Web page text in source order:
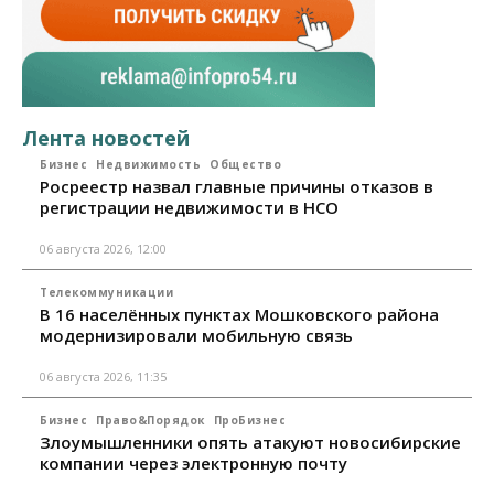
Лента новостей
Бизнес Недвижимость Общество
Росреестр назвал главные причины отказов в
регистрации недвижимости в НСО
06 августа 2026, 12:00
Телекоммуникации
В 16 населённых пунктах Мошковского района
модернизировали мобильную связь
06 августа 2026, 11:35
Бизнес Право&Порядок ПроБизнес
Злоумышленники опять атакуют новосибирские
компании через электронную почту